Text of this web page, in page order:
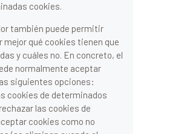
cookies.
también puede permitir
mejor qué cookies tienen que
y cuáles no. En concreto, el
normalmente aceptar
siguientes opciones:
cookies de determinados
las cookies de
cookies como no